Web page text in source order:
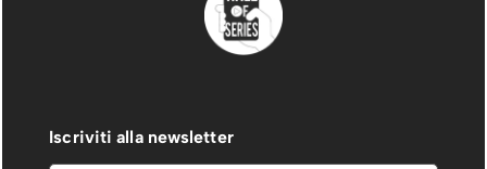
Iscriviti alla newsletter